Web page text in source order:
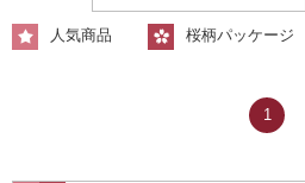
人気商品 桜柄パッケージ
1